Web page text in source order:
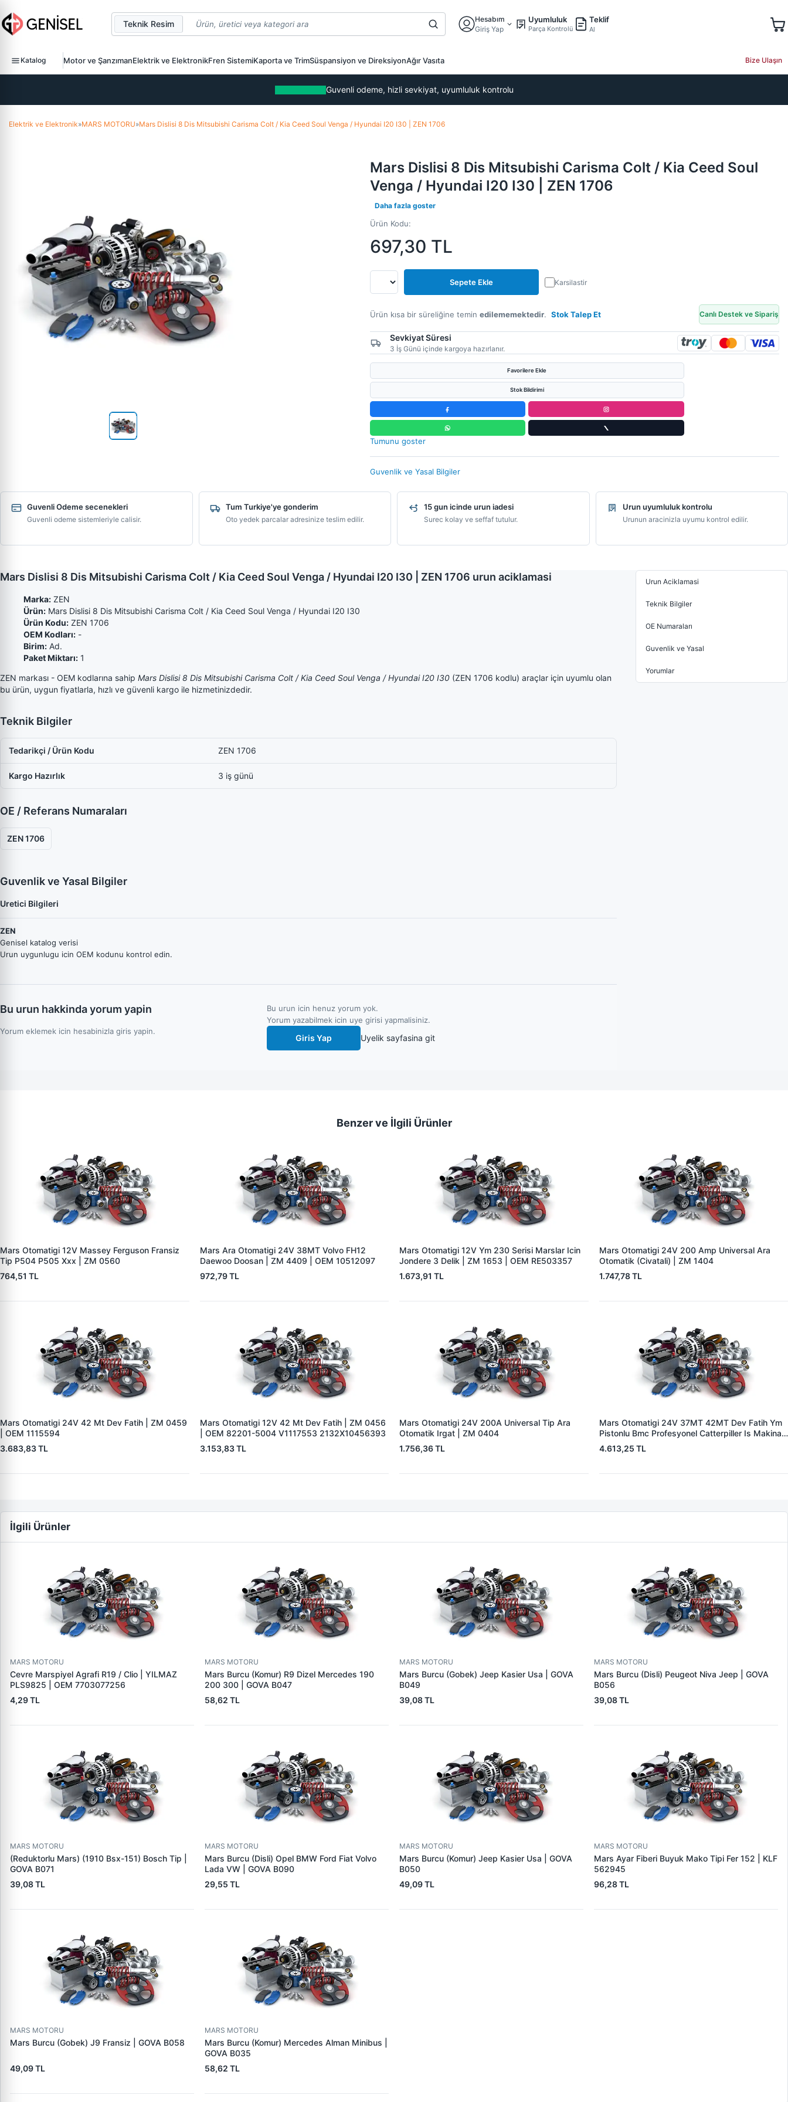
Teknik Resim
Hesabım
Giriş Yap
Uyumluluk
Parça Kontrolü
Teklif
Al
Katalog Motor ve ŞanzımanElektrik ve ElektronikFren SistemiKaporta ve TrimSüspansiyon ve DireksiyonAğır Vasıta Bize Ulaşın
Guvenli odeme, hizli sevkiyat, uyumluluk kontrolu
Elektrik ve Elektronik»MARS MOTORU»Mars Dislisi 8 Dis Mitsubishi Carisma Colt / Kia Ceed Soul Venga / Hyundai I20 I30 | ZEN 1706
Mars Dislisi 8 Dis Mitsubishi Carisma Colt / Kia Ceed Soul
Venga / Hyundai I20 I30 | ZEN 1706
Daha fazla goster
Ürün Kodu:
697,30 TL
Sepete Ekle Karsilastir
Ürün kısa bir süreliğine temin edilememektedir. Stok Talep Et Canlı Destek ve Sipariş
Sevkiyat Süresi
3 İş Günü içinde kargoya hazırlanır.
Favorilere Ekle
Stok Bildirimi
Tumunu goster
Guvenlik ve Yasal Bilgiler
Guvenli Odeme secenekleri
Guvenli odeme sistemleriyle calisir.
Tum Turkiye'ye gonderim
Oto yedek parcalar adresinize teslim edilir.
15 gun icinde urun iadesi
Surec kolay ve seffaf tutulur.
Urun uyumluluk kontrolu
Urunun aracinizla uyumu kontrol edilir.
Mars Dislisi 8 Dis Mitsubishi Carisma Colt / Kia Ceed Soul Venga / Hyundai I20 I30 | ZEN 1706 urun aciklamasi
Marka: ZEN
Ürün: Mars Dislisi 8 Dis Mitsubishi Carisma Colt / Kia Ceed Soul Venga / Hyundai I20 I30
Ürün Kodu: ZEN 1706
OEM Kodları: -
Birim: Ad.
Paket Miktarı: 1
ZEN markası - OEM kodlarına sahip Mars Dislisi 8 Dis Mitsubishi Carisma Colt / Kia Ceed Soul Venga / Hyundai I20 I30 (ZEN 1706 kodlu) araçlar için uyumlu olan
bu ürün, uygun fiyatlarla, hızlı ve güvenli kargo ile hizmetinizdedir.
Teknik Bilgiler
Tedarikçi / Ürün Kodu ZEN 1706
Kargo Hazırlık 3 iş günü
OE / Referans Numaraları
ZEN 1706
Guvenlik ve Yasal Bilgiler
Uretici Bilgileri
ZEN
Genisel katalog verisi
Urun uygunlugu icin OEM kodunu kontrol edin.
Bu urun hakkinda yorum yapin
Yorum eklemek icin hesabinizla giris yapin.
Bu urun icin henuz yorum yok.
Yorum yazabilmek icin uye girisi yapmalisiniz.
Giris Yap Uyelik sayfasina git
Urun Aciklamasi
Teknik Bilgiler
OE Numaraları
Guvenlik ve Yasal
Yorumlar
Benzer ve İlgili Ürünler
Mars Otomatigi 12V Massey Ferguson Fransiz
Tip P504 P505 Xxx | ZM 0560
764,51 TL
Mars Ara Otomatigi 24V 38MT Volvo FH12
Daewoo Doosan | ZM 4409 | OEM 10512097
972,79 TL
Mars Otomatigi 12V Ym 230 Serisi Marslar Icin
Jondere 3 Delik | ZM 1653 | OEM RE503357
1.673,91 TL
Mars Otomatigi 24V 200 Amp Universal Ara
Otomatik (Civatali) | ZM 1404
1.747,78 TL
Mars Otomatigi 24V 42 Mt Dev Fatih | ZM 0459
| OEM 1115594
3.683,83 TL
Mars Otomatigi 12V 42 Mt Dev Fatih | ZM 0456
| OEM 82201-5004 V1117553 2132X10456393
3.153,83 TL
Mars Otomatigi 24V 200A Universal Tip Ara
Otomatik Irgat | ZM 0404
1.756,36 TL
Mars Otomatigi 24V 37MT 42MT Dev Fatih Ym
Pistonlu Bmc Profesyonel Catterpiller Is Makinasi
| ZM 0361 | OEM 3604650RX 7T0258 7X1955
4.613,25 TL
İlgili Ürünler
MARS MOTORU
Cevre Marspiyel Agrafi R19 / Clio | YILMAZ
PLS9825 | OEM 7703077256
4,29 TL
MARS MOTORU
Mars Burcu (Komur) R9 Dizel Mercedes 190
200 300 | GOVA B047
58,62 TL
MARS MOTORU
Mars Burcu (Gobek) Jeep Kasier Usa | GOVA
B049
39,08 TL
MARS MOTORU
Mars Burcu (Disli) Peugeot Niva Jeep | GOVA
B056
39,08 TL
MARS MOTORU
(Reduktorlu Mars) (1910 Bsx-151) Bosch Tip |
GOVA B071
39,08 TL
MARS MOTORU
Mars Burcu (Disli) Opel BMW Ford Fiat Volvo
Lada VW | GOVA B090
29,55 TL
MARS MOTORU
Mars Burcu (Komur) Jeep Kasier Usa | GOVA
B050
49,09 TL
MARS MOTORU
Mars Ayar Fiberi Buyuk Mako Tipi Fer 152 | KLF
562945
96,28 TL
MARS MOTORU
Mars Burcu (Gobek) J9 Fransiz | GOVA B058
49,09 TL
MARS MOTORU
Mars Burcu (Komur) Mercedes Alman Minibus |
GOVA B035
58,62 TL